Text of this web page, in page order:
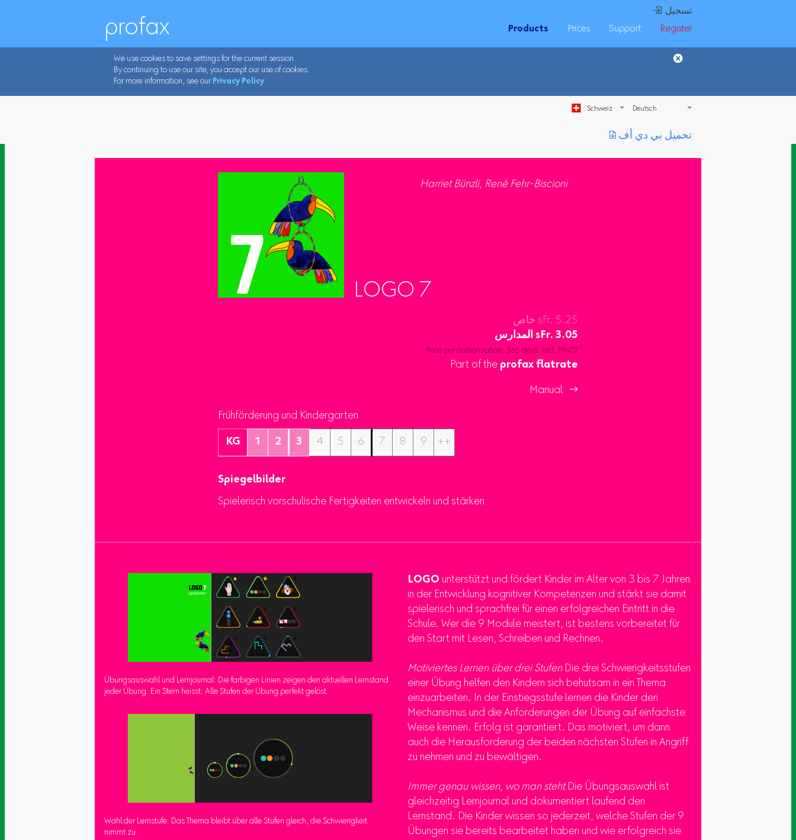
 تسجيل
Products
Prices Support Register
profax
We use cookies to save settings for the current session.
By continuing to use our site, you accept our use of cookies.
For more information, see our Privacy Policy.
Schweiz
︎ تحميل بي دي أف
Harriet Bünzli, René Fehr-Biscioni
LOGO 7
خاص sFr. 5.25
المدارس sFr. 3.05
Price per authorization, 365 days, incl. MWST
Part of the profax flatrate
Manual 
Frühförderung und Kindergarten
KG 1 2 3 4 5 6 7 8 9 ++
Spiegelbilder
Spielerisch vorschulische Fertigkeiten entwickeln und stärken
Übungsauswahl und Lernjournal: Die farbigen Linien zeigen den aktuellen Lernstand
jeder Übung. Ein Stern heisst: Alle Stufen der Übung perfekt gelöst.
Wahl der Lernstufe: Das Thema bleibt über alle Stufen gleich, die Schwierigkeit
nimmt zu.
LOGO unterstützt und fördert Kinder im Alter von 3 bis 7 Jahren
in der Entwicklung kognitiver Kompetenzen und stärkt sie damit
spielerisch und sprachfrei für einen erfolgreichen Eintritt in die
Schule. Wer die 9 Module meistert, ist bestens vorbereitet für
den Start mit Lesen, Schreiben und Rechnen.
Motiviertes Lernen über drei StufenDie drei Schwierigkeitsstufen
einer Übung helfen den Kindern sich behutsam in ein Thema
einzuarbeiten. In der Einstiegsstufe lernen die Kinder den
Mechanismus und die Anforderungen der Übung auf einfachste
Weise kennen. Erfolg ist garantiert. Das motiviert, um dann
auch die Herausforderung der beiden nächsten Stufen in Angriff
zu nehmen und zu bewältigen.
Immer genau wissen, wo man stehtDie Übungsauswahl ist
gleichzeitig Lernjournal und dokumentiert laufend den
Lernstand. Die Kinder wissen so jederzeit, welche Stufen der 9
Übungen sie bereits bearbeitet haben und wie erfolgreich sie